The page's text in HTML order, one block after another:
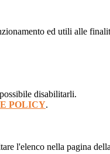
ed utili alle
disabilitarli.
POLICY.
l'elenco nella pagina